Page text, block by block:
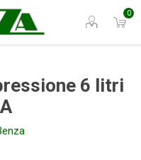
0
6 litri